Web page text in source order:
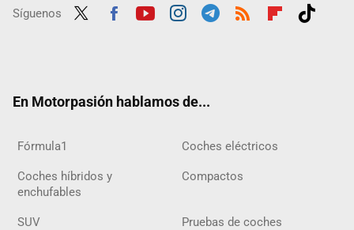
Síguenos
En Motorpasión hablamos de...
Fórmula1 Coches eléctricos
Coches híbridos y
enchufables
Compactos
SUV Pruebas de coches